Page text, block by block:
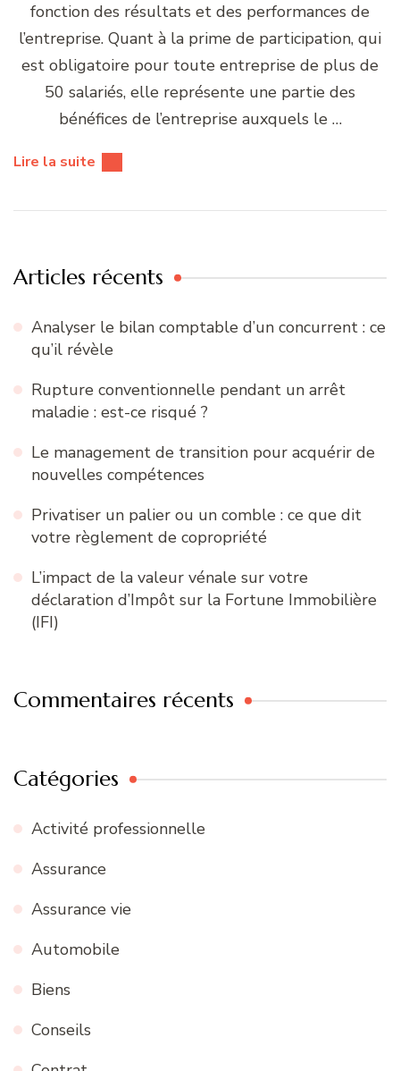
fonction des résultats et des performances de
l’entreprise. Quant à la prime de participation, qui
est obligatoire pour toute entreprise de plus de
50 salariés, elle représente une partie des
bénéfices de l’entreprise auxquels le …
Lire la suite
Articles récents
Analyser le bilan comptable d’un concurrent : ce
qu’il révèle
Rupture conventionnelle pendant un arrêt
maladie : est-ce risqué ?
Le management de transition pour acquérir de
nouvelles compétences
Privatiser un palier ou un comble : ce que dit
votre règlement de copropriété
L’impact de la valeur vénale sur votre
déclaration d’Impôt sur la Fortune Immobilière
(IFI)
Commentaires récents
Catégories
Activité professionnelle
Assurance
Assurance vie
Automobile
Biens
Conseils